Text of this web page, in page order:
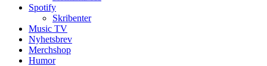
Spotify
Skribenter
Music TV
Nyhetsbrev
Merchshop
Humor